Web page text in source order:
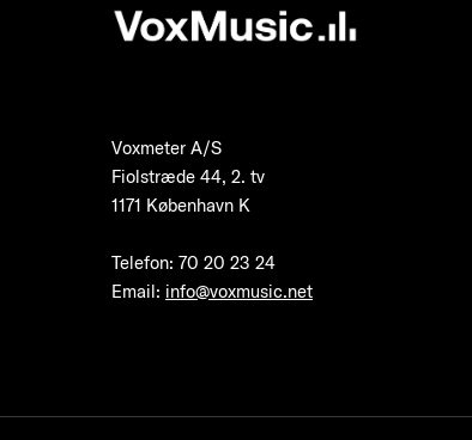
Voxmeter A/S
Fiolstræde 44, 2. tv
1171 København K
Telefon: 70 20 23 24
Email: info@voxmusic.net